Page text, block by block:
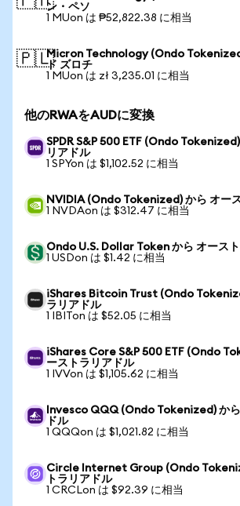
ン・ペソ
1 MUon は ₱52,822.38 に相当
🇵🇱Micron Technology (Ondo
ド ズロチ
1 MUon は zł 3,235.01 に相当
他のRWAをAUDに変換
SPDR S&P 500 ETF (Ondo
リアドル
1 SPYon は $1,102.52 に相当
NVIDIA (Ondo Tokenized) から オー
1 NVDAon は $312.47 に相当
Ondo U.S. Dollar Token から オース
1 USDon は $1.42 に相当
iShares Bitcoin Trust (Ondo
ラリアドル
1 IBITon は $52.05 に相当
iShares Core S&P 500 ETF (Ondo
ーストラリアドル
1 IVVon は $1,105.62 に相当
Invesco QQQ (Ondo Tokenized) か
ドル
1 QQQon は $1,021.82 に相当
Circle Internet Group (Ondo
トラリアドル
1 CRCLon は $92.39 に相当